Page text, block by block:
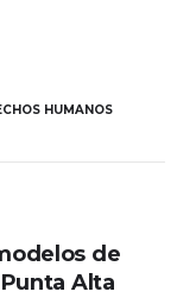
HUMANOS
de
Alta